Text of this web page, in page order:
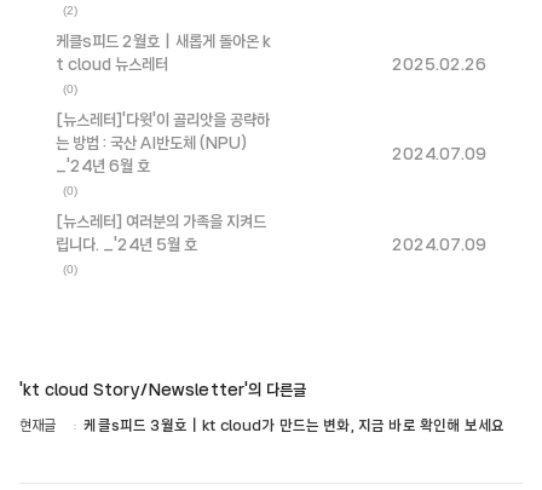
(2)
케클s피드 2월호｜새롭게 돌아온 k
t cloud 뉴스레터
(0)
2025.02.26
[뉴스레터]'다윗'이 골리앗을 공략하
는 방법 : 국산 AI반도체 (NPU)
_'24년 6월 호
(0)
2024.07.09
[뉴스레터] 여러분의 가족을 지켜드
립니다. _'24년 5월 호
(0)
2024.07.09
'kt cloud Story/Newsletter'의 다른글
현재글
케클s피드 3월호｜kt cloud가 만드는 변화, 지금 바로 확인해 보세요